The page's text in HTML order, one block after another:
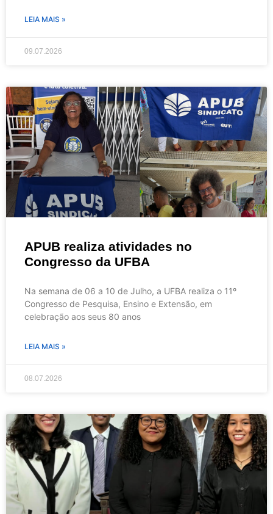
LEIA MAIS »
09.07.2026
APUB realiza atividades no
Congresso da UFBA
Na semana de 06 a 10 de Julho, a UFBA realiza o 11º
Congresso de Pesquisa, Ensino e Extensão, em
celebração aos seus 80 anos
LEIA MAIS »
08.07.2026